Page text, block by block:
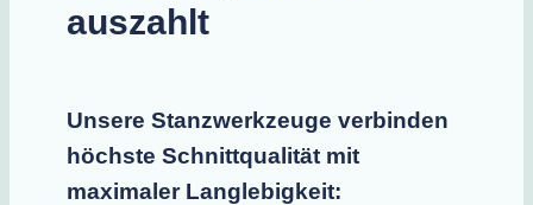
auszahlt
Unsere Stanzwerkzeuge verbinden
höchste Schnittqualität mit
maximaler Langlebigkeit: